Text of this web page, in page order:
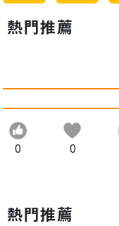
熱門推薦
0 0
熱門推薦